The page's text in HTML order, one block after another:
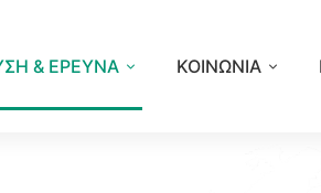
& ΕΡΕΥΝΑ ΚΟΙΝΩΝΙΑ